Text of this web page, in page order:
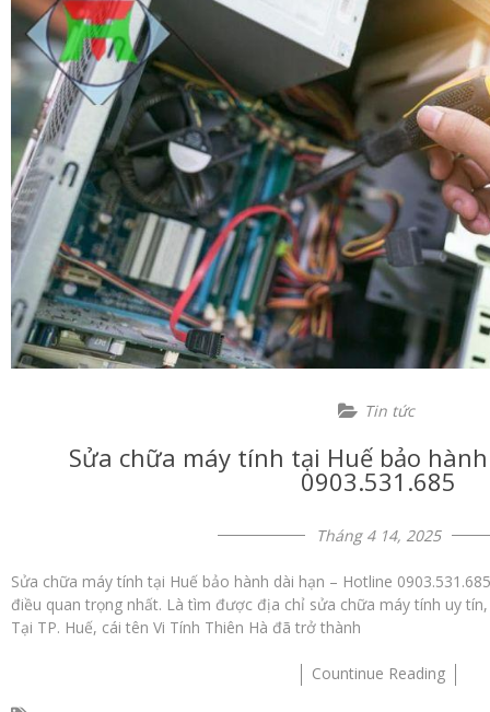
Tin tức
Sửa chữa máy tính tại Huế bảo
0903.531.685
Tháng 4 14, 2025
Sửa chữa máy tính tại Huế bảo hành dài hạn – Hotline
điều quan trọng nhất. Là tìm được địa chỉ sửa chữa máy tính uy
Tại TP. Huế, cái tên Vi Tính Thiên Hà đã trở thành
Countinue Reading